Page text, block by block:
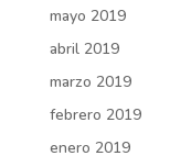
mayo 2019
abril 2019
marzo 2019
febrero 2019
enero 2019